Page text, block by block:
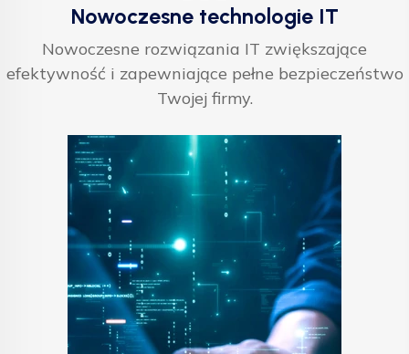
Nowoczesne technologie IT
Nowoczesne rozwiązania IT zwiększające
efektywność i zapewniające pełne bezpieczeństwo
Twojej firmy.